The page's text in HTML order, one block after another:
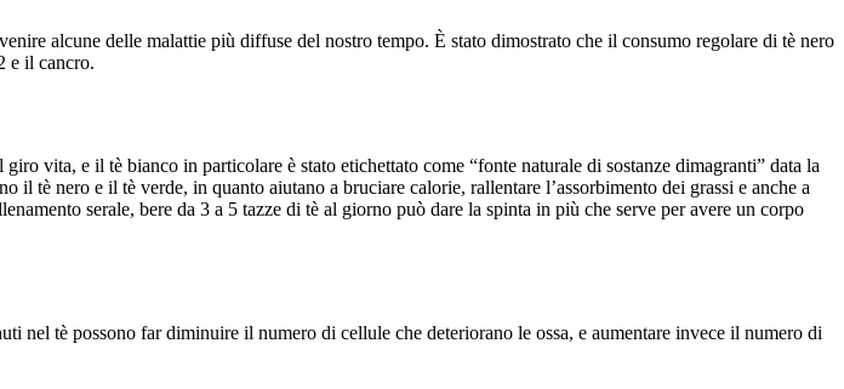
alcune delle malattie più diffuse del nostro tempo. È stato dimostrato che il consumo regolare di tè nero
e il cancro.
vita, e il tè bianco in particolare è stato etichettato come “fonte naturale di sostanze dimagranti” data la
tè nero e il tè verde, in quanto aiutano a bruciare calorie, rallentare l’assorbimento dei grassi e anche a
serale, bere da 3 a 5 tazze di tè al giorno può dare la spinta in più che serve per avere un corpo
tè possono far diminuire il numero di cellule che deteriorano le ossa, e aumentare invece il numero di